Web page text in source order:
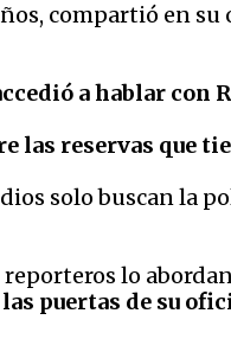
compartió en
a hablar con
las reservas que
solo buscan la
lo
puertas de su